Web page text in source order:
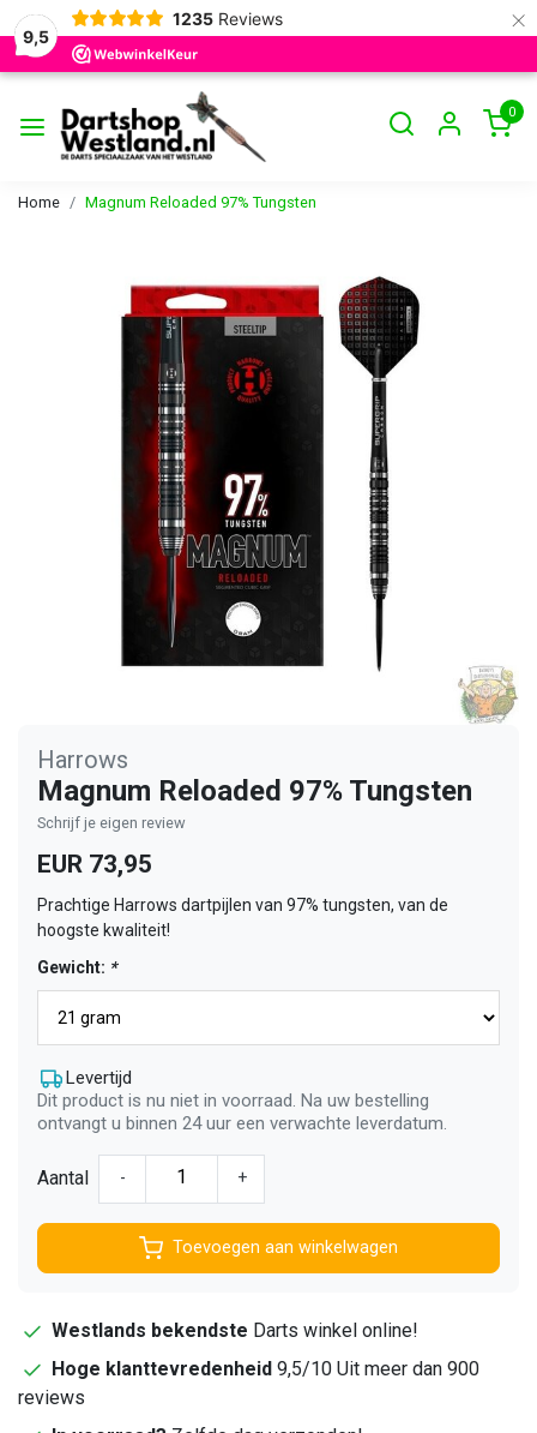
9,5
1235 Reviews ×
0
Home Magnum Reloaded 97% Tungsten
Harrows
Magnum Reloaded 97% Tungsten
Schrijf je eigen review
EUR 73,95
Prachtige Harrows dartpijlen van 97% tungsten, van de
hoogste kwaliteit!
Gewicht: *
Levertijd
Dit product is nu niet in voorraad. Na uw bestelling
ontvangt u binnen 24 uur een verwachte leverdatum.
Aantal - +
Toevoegen aan winkelwagen
Westlands bekendste Darts winkel online!
Hoge klanttevredenheid 9,5/10 Uit meer dan 900
reviews